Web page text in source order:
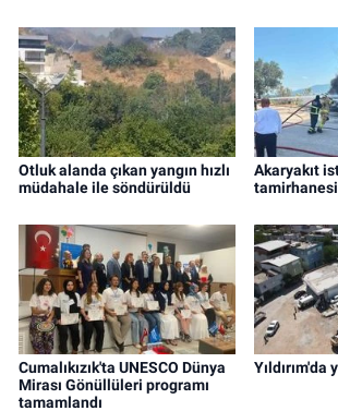
Otluk alanda çıkan yangın hızlı
müdahale ile söndürüldü
Akaryakıt
tamirhanesi
Cumalıkızık'ta UNESCO Dünya
Mirası Gönüllüleri programı
tamamlandı
Yıldırım'da